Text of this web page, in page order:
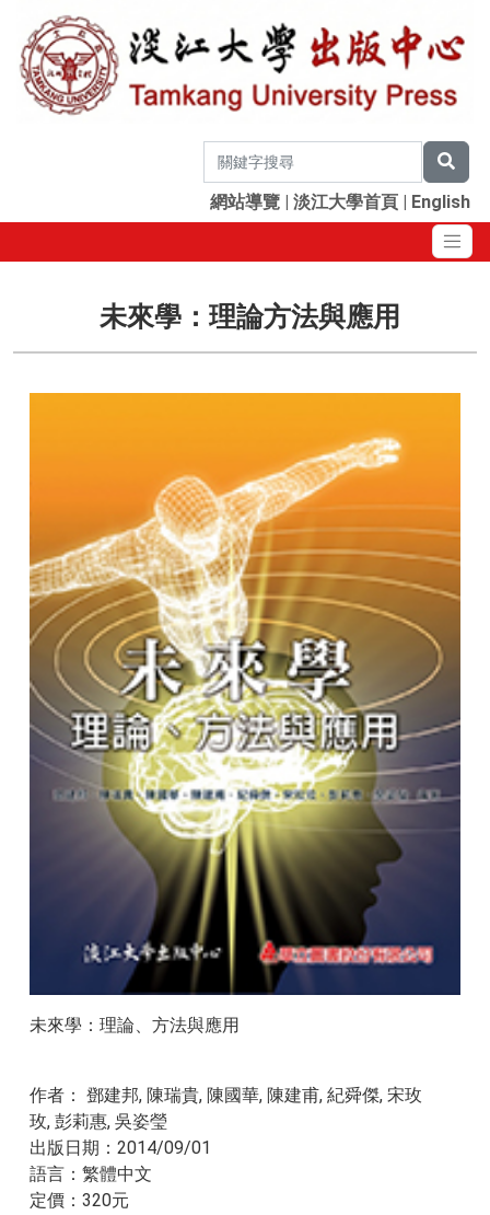
網站導覽 | 淡江大學首頁 | English
未來學：理論方法與應用
未來學：理論、方法與應用
作者： 鄧建邦, 陳瑞貴, 陳國華, 陳建甫, 紀舜傑, 宋玫
玫, 彭莉惠, 吳姿瑩
出版日期：2014/09/01
​語言：繁體中文
​定價：320元